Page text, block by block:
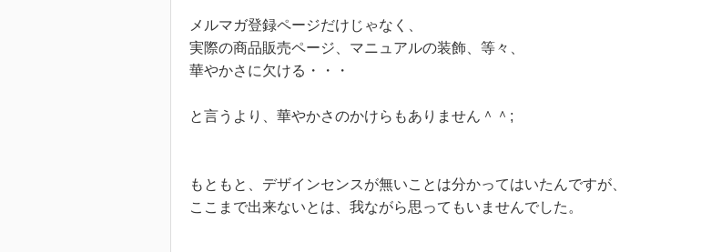
メルマガ登録ページだけじゃなく、
実際の商品販売ページ、マニュアルの装飾、等々、
華やかさに欠ける・・・
と言うより、華やかさのかけらもありません＾＾;
もともと、デザインセンスが無いことは分かってはいたんですが、
ここまで出来ないとは、我ながら思ってもいませんでした。